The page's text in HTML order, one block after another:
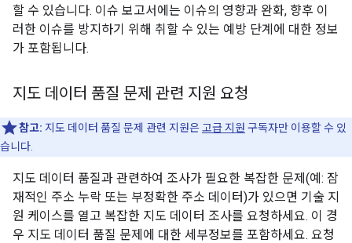
할 수 있습니다. 이슈 보고서에는 이슈의 영향과 완화, 향후 이
러한 이슈를 방지하기 위해 취할 수 있는 예방 단계에 대한 정보
가 포함됩니다.
지도 데이터 품질 문제 관련 지원 요청
참고: 지도 데이터 품질 문제 관련 지원은고급 지원 구독자만 이용할 수 있
습니다.
지도 데이터 품질과 관련하여 조사가 필요한 복잡한 문제(예: 잠
재적인 주소 누락 또는 부정확한 주소 데이터)가 있으면 기술 지
원 케이스를 열고 복잡한 지도 데이터 조사를 요청하세요. 이 경
우 지도 데이터 품질 문제에 대한 세부정보를 포함하세요. 요청